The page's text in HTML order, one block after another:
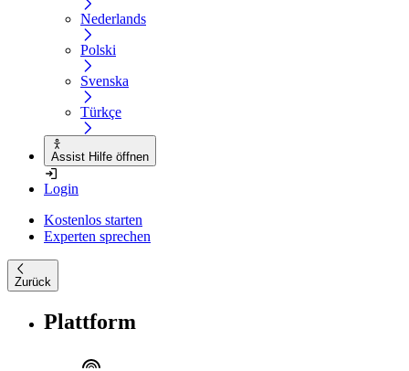
Nederlands
Polski
Svenska
Türkçe
Assist Hilfe öffnen
Login
Kostenlos starten
Experten sprechen
Zurück
Plattform